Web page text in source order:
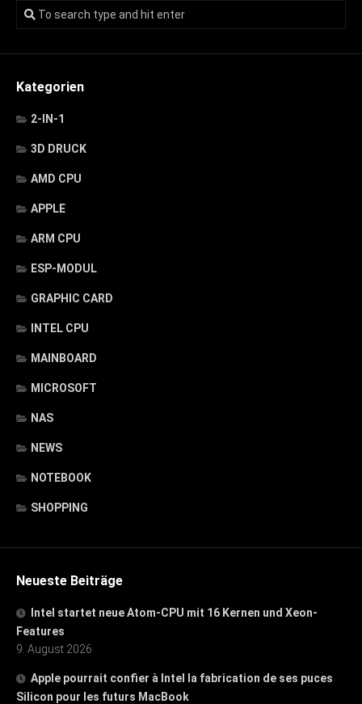
Kategorien
2-IN-1
3D DRUCK
AMD CPU
APPLE
ARM CPU
ESP-MODUL
GRAPHIC CARD
INTEL CPU
MAINBOARD
MICROSOFT
NAS
NEWS
NOTEBOOK
SHOPPING
Neueste Beiträge
Intel startet neue Atom-CPU mit 16 Kernen und Xeon-
Features
9. August 2026
Apple pourrait confier à Intel la fabrication de ses puces
Silicon pour les futurs MacBook